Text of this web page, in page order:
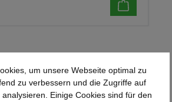
um unsere Webseite optimal zu
zu verbessern und die Zugriffe auf
Einige Cookies sind für den